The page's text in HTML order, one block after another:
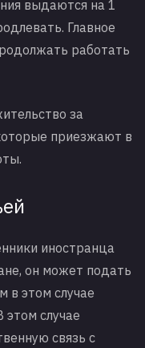
выдаются на 1
Главное
работать
за
приезжают в
иностранца
он может подать
в этом случае
этом случае
связь с